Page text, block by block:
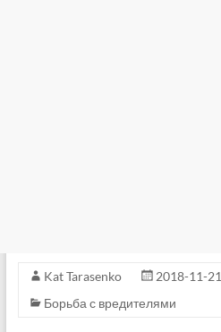
Kat Tarasenko
2018-11-21
Борьба с вредителями